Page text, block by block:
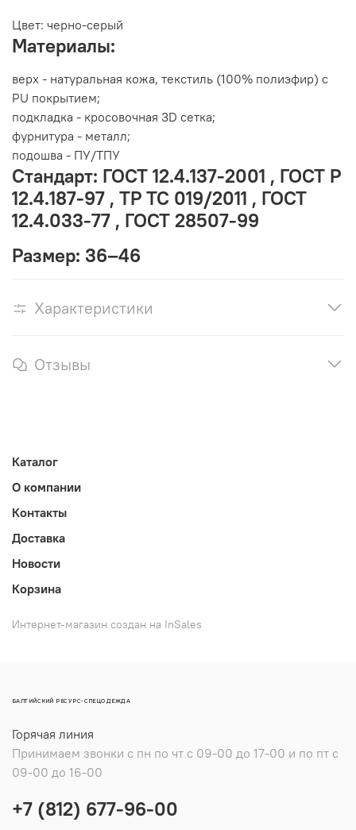
Цвет: черно-серый
Материалы:
верх - натуральная кожа, текстиль (100% полиэфир) с
PU покрытием;
подкладка - кросовочная 3D сетка;
фурнитура - металл;
подошва - ПУ/ТПУ
Стандарт: ГОСТ 12.4.137-2001 , ГОСТ Р
12.4.187-97 , ТР ТС 019/2011 , ГОСТ
12.4.033-77 , ГОСТ 28507-99
Размер: 36–46
Характеристики
Отзывы
Каталог
О компании
Контакты
Доставка
Новости
Корзина
Интернет-магазин создан на InSales
БАЛТИЙСКИЙ РЕСУРС-СПЕЦОДЕЖДА
Горячая линия
Принимаем звонки с пн по чт с 09-00 до 17-00 и по пт с
09-00 до 16-00
+7 (812) 677-96-00